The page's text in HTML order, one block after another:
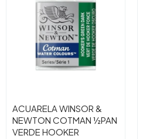
ACUARELA WINSOR &
NEWTON COTMAN ½PAN
VERDE HOOKER